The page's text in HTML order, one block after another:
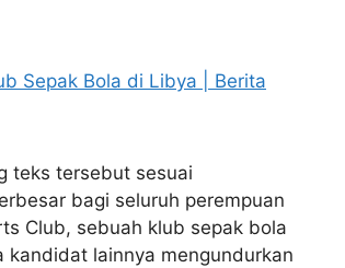
teks tersebut sesuai
bagi seluruh perempuan
Club, sebuah klub sepak bola
kandidat lainnya mengundurkan